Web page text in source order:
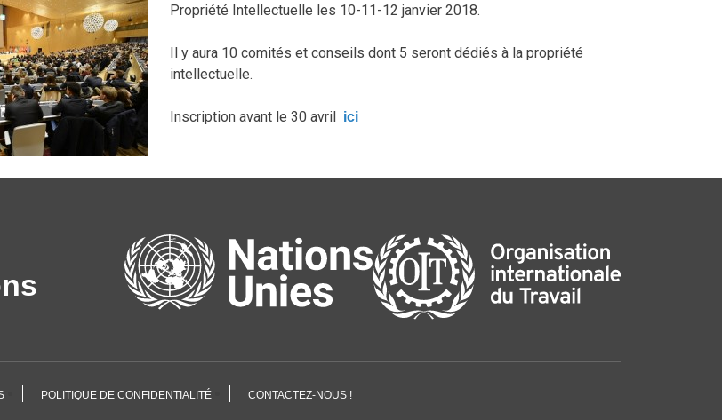
Propriété Intellectuelle les 10-11-12 janvier 2018.
Il y aura 10 comités et conseils dont 5 seront dédiés à la propriété
intellectuelle.
Inscription avant le 30 avril ici
POLITIQUE DE CONFIDENTIALITÉ CONTACTEZ-NOUS !